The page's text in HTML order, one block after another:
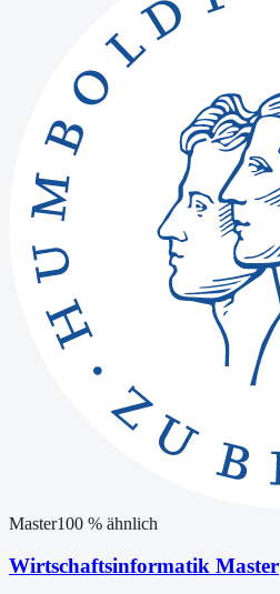
Master100 % ähnlich
Wirtschaftsinformatik Master